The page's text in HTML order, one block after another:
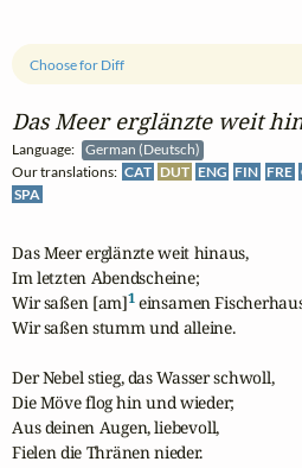
Das Meer erglänzte weit
Language:
German (Deutsch)
Our translations: CAT DUT ENG FIN FRE
SPA
Choose for Diff
Das Meer erglänzte weit hinaus,
Im letzten Abendscheine;
Wir saßen [am]1 einsamen
Wir saßen stumm und alleine.
Der Nebel stieg, das Wasser schwoll,
Die Möve flog hin und wieder;
Aus deinen Augen, liebevoll,
Fielen die Thränen nieder.